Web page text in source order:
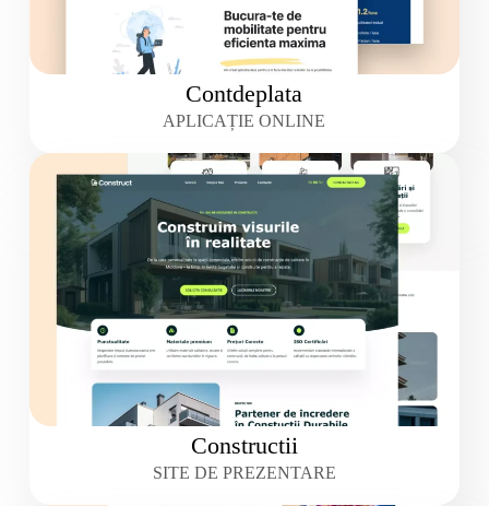
Contdeplata
APLICAȚIE ONLINE
Constructii
SITE DE PREZENTARE